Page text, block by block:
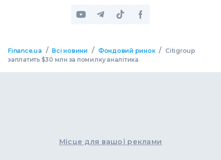
Finance.ua / Всі новини / Фондовий ринок / Citigroup
заплатить $30 млн за помилку аналітика
Місце для вашої реклами